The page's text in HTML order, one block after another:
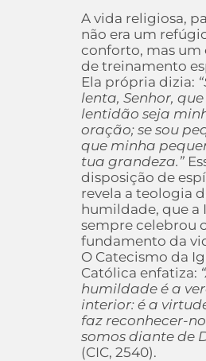
A vida religiosa,
não era um
conforto, mas um
de treinamento
Ela própria dizia:
lenta, Senhor,
lentidão seja
oração; se sou
que minha
tua grandeza.”
disposição de
revela a teologia
humildade, que a
sempre celebrou
fundamento da
O Catecismo da
Católica enfatiza:
humildade é a
interior: é a
faz reconhecer-
somos diante de
(CIC, 2540).